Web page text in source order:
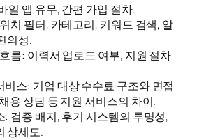
일 앱 유무, 간편 가입 절차.
치 필터, 카테고리, 키워드 검색, 알
의성.
름: 이력서 업로드 여부, 지원 절차
비스: 기업 대상 수수료 구조와 면접
용 상담 등 지원 서비스의 차이.
: 검증 배지, 후기 시스템의 투명성,
상세도.